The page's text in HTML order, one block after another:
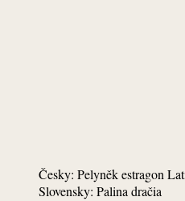
Česky: Pelyněk estragon
Slovensky: Palina dračia